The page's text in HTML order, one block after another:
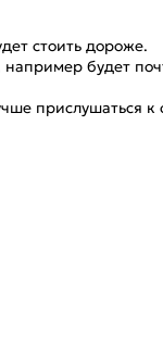
стоить дороже.
будет
прислушаться